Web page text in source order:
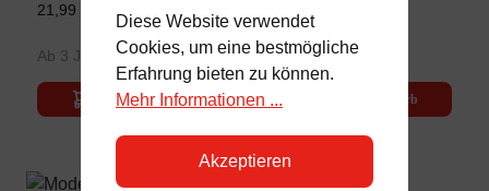
21,99 €
Ab 3 Jahren
In den Warenkorb
Ab 3 Jahren
In den Warenkorb
Diese Website verwendet
Cookies, um eine bestmögliche
Erfahrung bieten zu können.
Mehr Informationen ...
Akzeptieren